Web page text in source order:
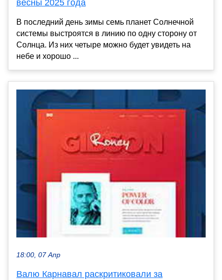
весны 2025 года
В последний день зимы семь планет Солнечной
системы выстроятся в линию по одну сторону от
Солнца. Из них четыре можно будет увидеть на
небе и хорошо ...
18:00, 07 Апр
Валю Карнавал раскритиковали за